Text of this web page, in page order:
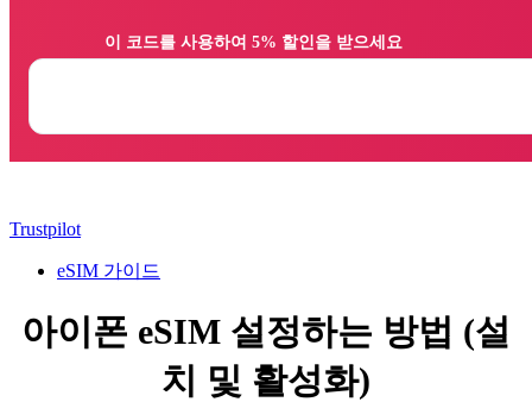
Trustpilot
eSIM 가이드
아이폰 eSIM 설정하는 방법 (설
치 및 활성화)